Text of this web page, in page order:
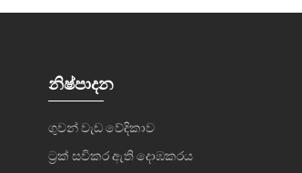
නිෂ්පාදන
ගුවන් වැඩ වේදිකාව
ට්‍රක් සවිකර ඇති දොඹකරය